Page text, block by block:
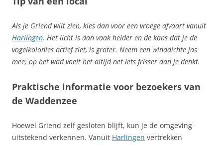
Als je Griend wilt zien, kies dan voor een vroege afvaart vanuit
Harlingen. Het licht is dan vaak helder en de kans dat je de
vogelkolonies actief ziet, is groter. Neem een winddichte jas
mee; op het wad voelt het altijd net iets frisser dan je denkt.
Praktische informatie voor bezoekers van
de Waddenzee
Hoewel Griend zelf gesloten blijft, kun je de omgeving
uitstekend verkennen. Vanuit Harlingen vertrekken